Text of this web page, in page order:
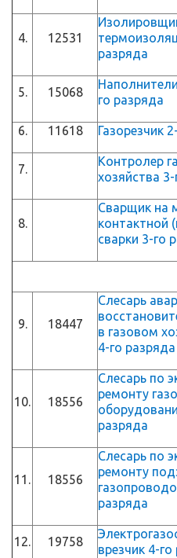
4. 12531
разряда
5. 15068
го разряда
6. 11618 Газорезчик
7.
Контролер
хозяйства
8.
Сварщик на
контактной
сварки 3-го
9. 18447
Слесарь
в газовом
4-го разряда
10. 18556
Слесарь по
ремонту
разряда
11. 18556
Слесарь по
ремонту
разряда
12. 19758
врезчик 4-